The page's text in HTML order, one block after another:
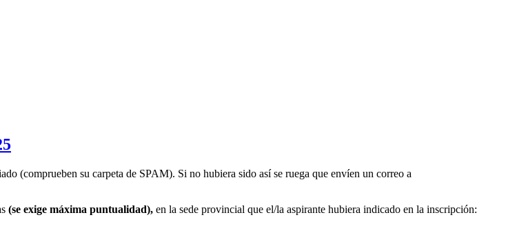
(comprueben su carpeta de SPAM). Si no hubiera sido así se ruega que envíen un correo a
(se exige máxima puntualidad), en la sede provincial que el/la aspirante hubiera indicado en la inscripción: